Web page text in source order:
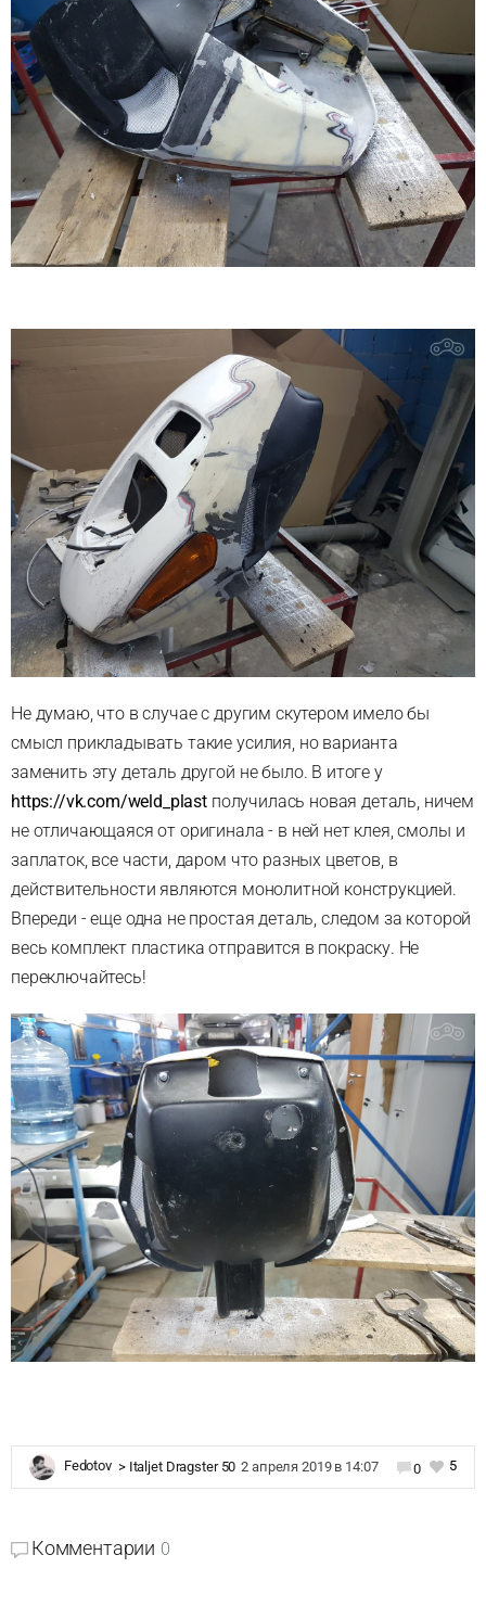
Не думаю, что в случае с другим скутером имело бы
смысл прикладывать такие усилия, но варианта
заменить эту деталь другой не было. В итоге у
https://vk.com/weld_plast получилась новая деталь, ничем
не отличающаяся от оригинала - в ней нет клея, смолы и
заплаток, все части, даром что разных цветов, в
действительности являются монолитной конструкцией.
Впереди - еще одна не простая деталь, следом за которой
весь комплект пластика отправится в покраску. Не
переключайтесь!
Fedotov > Italjet Dragster 50 2 апреля 2019 в 14:07 0 5
Комментарии 0